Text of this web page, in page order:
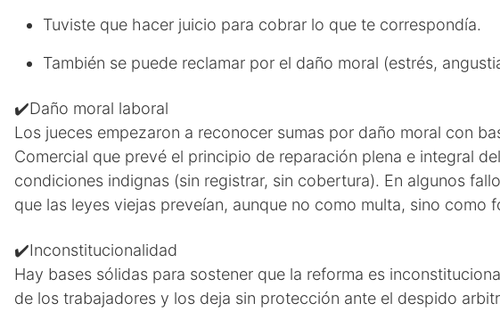
Tuviste que hacer juicio para cobrar lo que te correspondía.
También se puede reclamar por el daño moral (estrés,
✔️Daño moral laboral
Los jueces empezaron a reconocer sumas por daño moral con
Comercial que prevé el principio de reparación plena e integral
condiciones indignas (sin registrar, sin cobertura). En algunos
que las leyes viejas preveían, aunque no como multa, sino como
✔️Inconstitucionalidad
Hay bases sólidas para sostener que la reforma es
de los trabajadores y los deja sin protección ante el despido